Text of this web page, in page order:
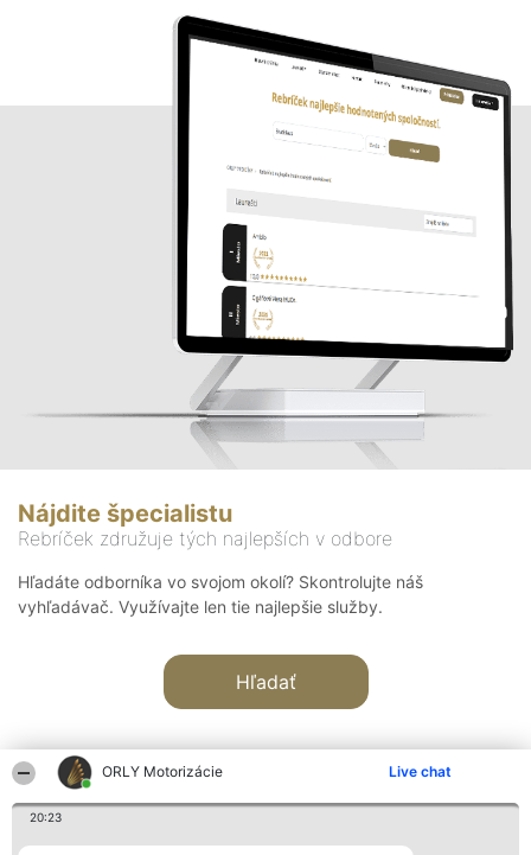
ORLY Motorizácie Live chat
20:23
Nájdite špecialistu
Rebríček združuje tých najlepších v odbore
Hľadáte odborníka vo svojom okolí? Skontrolujte náš
vyhľadávač. Využívajte len tie najlepšie služby.
Hľadať